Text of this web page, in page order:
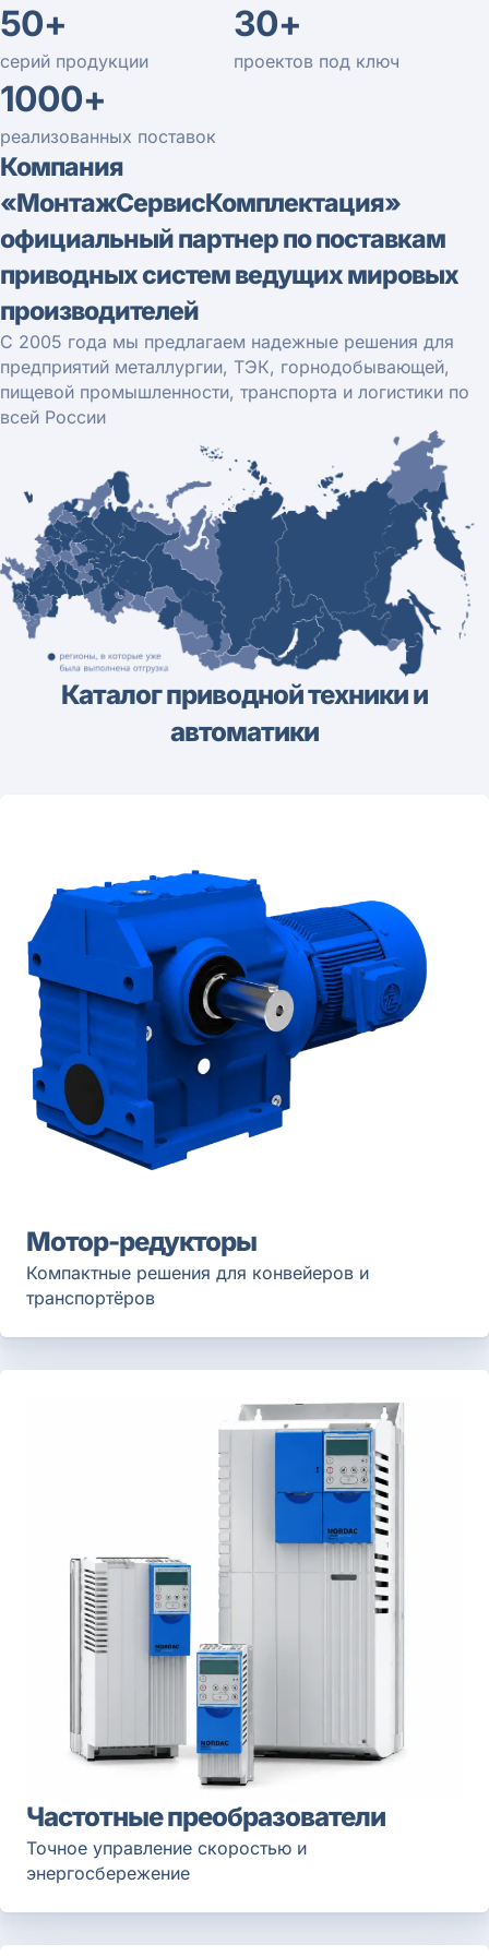
1000+
реализованных поставок
50+
серий продукции
30+
проектов под ключ
Компания
«МонтажСервисКомплектация»
официальный партнер по поставкам
приводных систем ведущих мировых
производителей
С 2005 года мы предлагаем надежные решения для
предприятий металлургии, ТЭК, горнодобывающей,
пищевой промышленности, транспорта и логистики по
всей России
Каталог приводной техники и
автоматики
Мотор-редукторы
Компактные решения для конвейеров и
транспортёров
Частотные преобразователи
Точное управление скоростью и
энергосбережение